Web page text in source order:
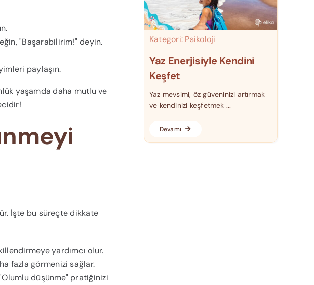
"Başarabilirim!" deyin.
paylaşın.
yaşamda daha mutlu ve
İşte bu süreçte dikkate
yardımcı olur.
fazla görmenizi sağlar.
düşünme" pratiğinizi
Kategori: Psikoloji
Yaz Enerjisiyle Kendini
Keşfet
Yaz mevsimi, öz güveninizi artırmak
ve kendinizi keşfetmek ...
Devamı